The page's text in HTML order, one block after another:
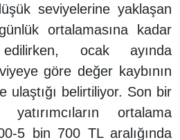
seviyelerine yaklaşan
ortalamasına kadar
ocak ayında
göre değer kaybının
ulaştığı belirtiliyor. Son bir
ortalama
5 bin 700 TL aralığında